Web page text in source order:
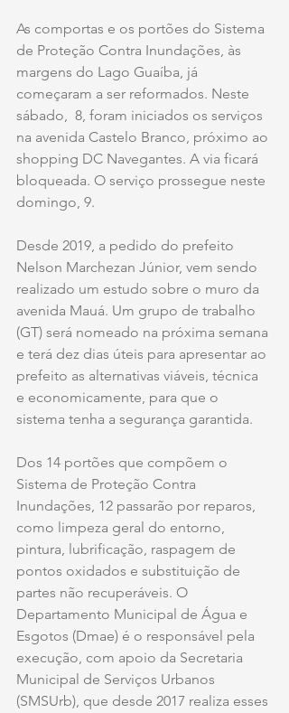
As comportas e os portões do Sistema
de Proteção Contra Inundações, às
margens do Lago Guaíba, já
começaram a ser reformados. Neste
sábado,  8, foram iniciados os serviços
na avenida Castelo Branco, próximo ao
shopping DC Navegantes. A via ficará
bloqueada. O serviço prossegue neste
domingo, 9.
Desde 2019, a pedido do prefeito
Nelson Marchezan Júnior, vem sendo
realizado um estudo sobre o muro da
avenida Mauá. Um grupo de trabalho
(GT) será nomeado na próxima semana
e terá dez dias úteis para apresentar ao
prefeito as alternativas viáveis, técnica
e economicamente, para que o
sistema tenha a segurança garantida.
Dos 14 portões que compõem o
Sistema de Proteção Contra
Inundações, 12 passarão por reparos,
como limpeza geral do entorno,
pintura, lubrificação, raspagem de
pontos oxidados e substituição de
partes não recuperáveis. O
Departamento Municipal de Água e
Esgotos (Dmae) é o responsável pela
execução, com apoio da Secretaria
Municipal de Serviços Urbanos
(SMSUrb), que desde 2017 realiza esses